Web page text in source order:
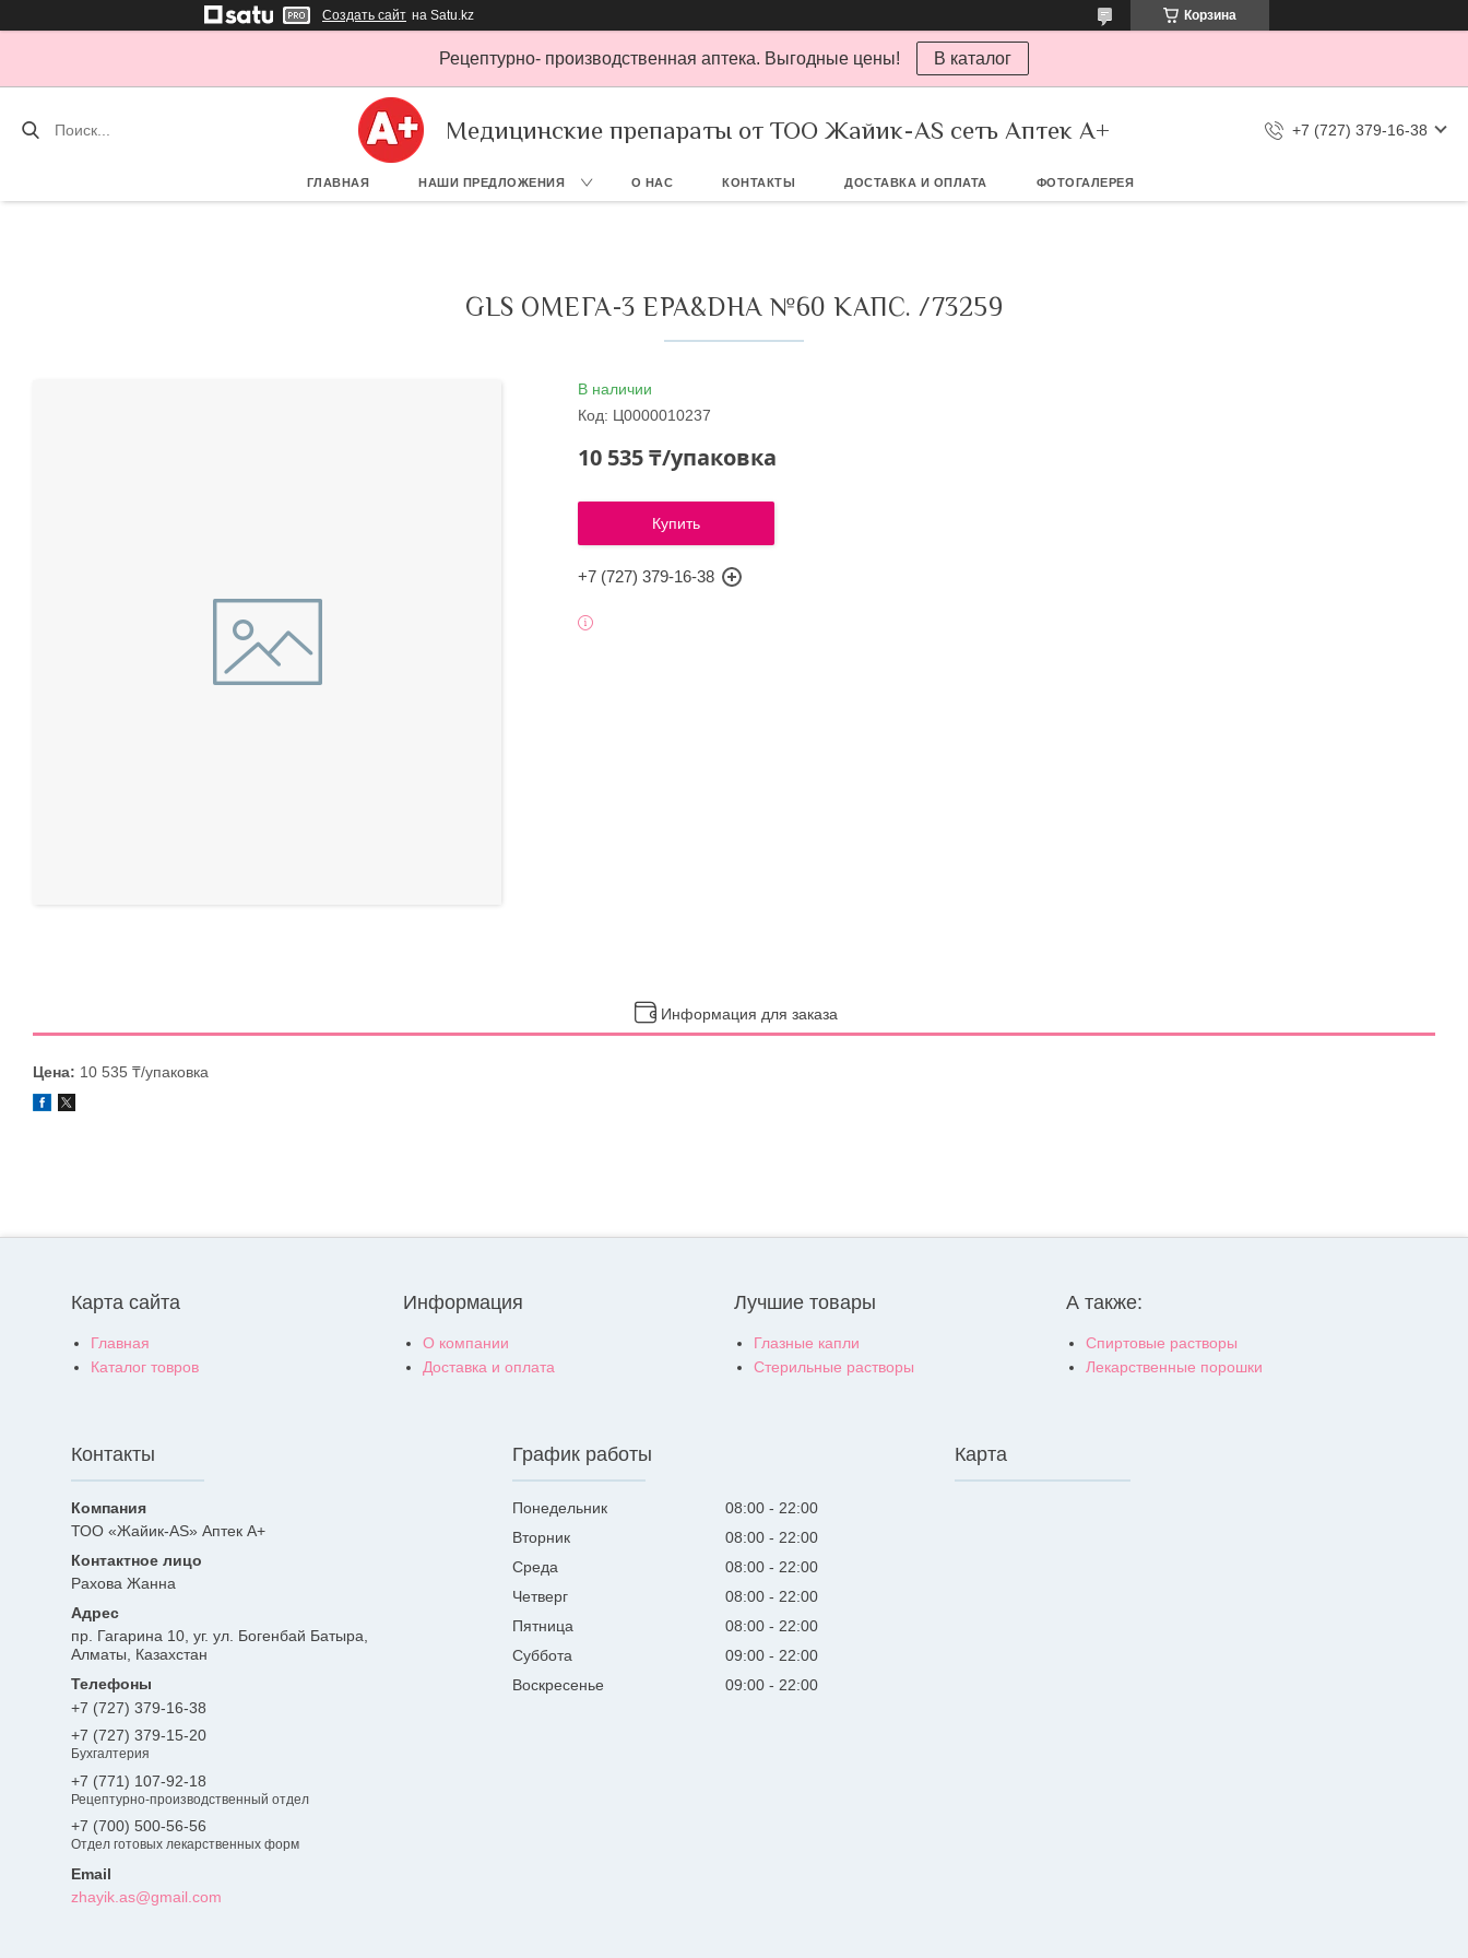
Создать сайт на Satu.kz Корзина
Рецептурно- производственная аптека. Выгодные цены! В каталог
Медицинские препараты от ТОО Жайик-AS сеть Аптек А+ +7 (727) 379-16-38
ГЛАВНАЯ НАШИ ПРЕДЛОЖЕНИЯ О НАС КОНТАКТЫ ДОСТАВКА И ОПЛАТА ФОТОГАЛЕРЕЯ
GLS ОМЕГА-3 EPA&DHA №60 КАПС. /73259
В наличии
Код: Ц0000010237
10 535 ₸/упаковка
Купить
+7 (727) 379-16-38
Информация для заказа
Цена: 10 535 ₸/упаковка
Карта сайта
Главная
Каталог товров
Информация
О компании
Доставка и оплата
Лучшие товары
Глазные капли
Стерильные растворы
А также:
Спиртовые растворы
Лекарственные порошки
Контакты
ТОО «Жайик-AS» Аптек А+
Рахова Жанна
пр. Гагарина 10, уг. ул. Богенбай Батыра,
Алматы, Казахстан
+7 (727) 379-16-38
+7 (727) 379-15-20
Бухгалтерия
+7 (771) 107-92-18
Рецептурно-производственный отдел
+7 (700) 500-56-56
Отдел готовых лекарственных форм
zhayik.as@gmail.com
График работы
Понедельник 08:00
22:00
Вторник
08:00
22:00
Среда
08:00
22:00
Четверг
08:00
22:00
Пятница
08:00
22:00
Суббота
09:00
22:00
Воскресенье
09:00 22:00
Карта